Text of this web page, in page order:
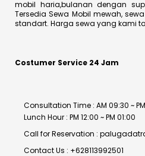
mobil haria,bulanan dengan
Tersedia Sewa Mobil mewah,
standart. Harga sewa yang kami
Costumer Service 24 Jam
Consultation Time : AM 09:30 ~
Lunch Hour : PM 12:00 ~ PM 01:00
Call for Reservation :
Contact Us : +628113992501